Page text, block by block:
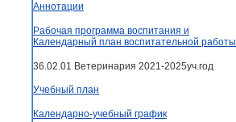
Аннотации
Рабочая программа воспитания и
Календарный план воспитательной работы
36.02.01 Ветеринария 2021-2025уч.год
Учебный план
Календарно-учебный график